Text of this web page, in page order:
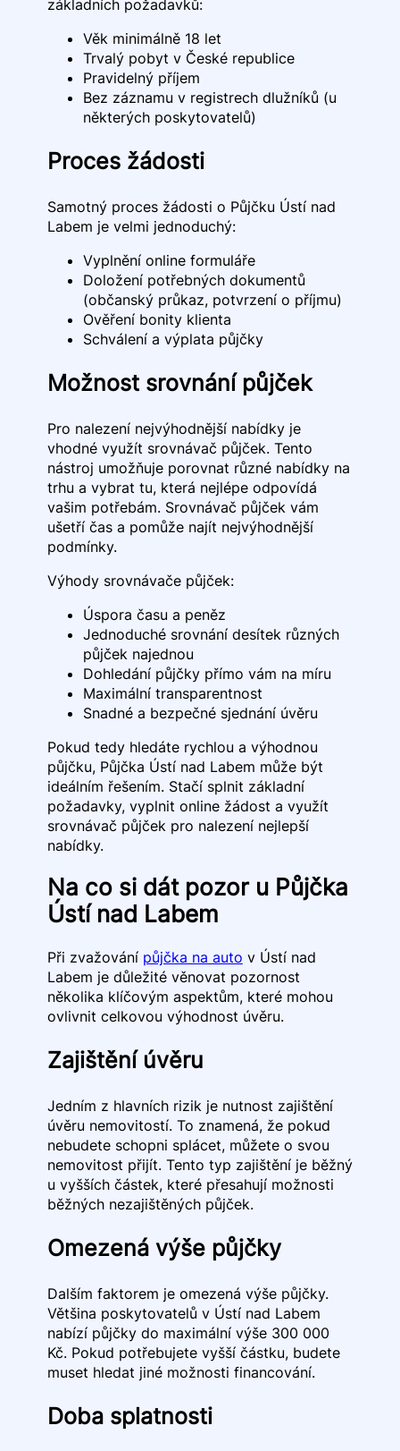
základních požadavků:
Věk minimálně 18 let
Trvalý pobyt v České republice
Pravidelný příjem
Bez záznamu v registrech dlužníků (u
některých poskytovatelů)
Proces žádosti
Samotný proces žádosti o Půjčku Ústí nad
Labem je velmi jednoduchý:
Vyplnění online formuláře
Doložení potřebných dokumentů
(občanský průkaz, potvrzení o příjmu)
Ověření bonity klienta
Schválení a výplata půjčky
Možnost srovnání půjček
Pro nalezení nejvýhodnější nabídky je
vhodné využít srovnávač půjček. Tento
nástroj umožňuje porovnat různé nabídky na
trhu a vybrat tu, která nejlépe odpovídá
vašim potřebám. Srovnávač půjček vám
ušetří čas a pomůže najít nejvýhodnější
podmínky.
Výhody srovnávače půjček:
Úspora času a peněz
Jednoduché srovnání desítek různých
půjček najednou
Dohledání půjčky přímo vám na míru
Maximální transparentnost
Snadné a bezpečné sjednání úvěru
Pokud tedy hledáte rychlou a výhodnou
půjčku, Půjčka Ústí nad Labem může být
ideálním řešením. Stačí splnit základní
požadavky, vyplnit online žádost a využít
srovnávač půjček pro nalezení nejlepší
nabídky.
Na co si dát pozor u Půjčka
Ústí nad Labem
Při zvažování půjčka na auto v Ústí nad
Labem je důležité věnovat pozornost
několika klíčovým aspektům, které mohou
ovlivnit celkovou výhodnost úvěru.
Zajištění úvěru
Jedním z hlavních rizik je nutnost zajištění
úvěru nemovitostí. To znamená, že pokud
nebudete schopni splácet, můžete o svou
nemovitost přijít. Tento typ zajištění je běžný
u vyšších částek, které přesahují možnosti
běžných nezajištěných půjček.
Omezená výše půjčky
Dalším faktorem je omezená výše půjčky.
Většina poskytovatelů v Ústí nad Labem
nabízí půjčky do maximální výše 300 000
Kč. Pokud potřebujete vyšší částku, budete
muset hledat jiné možnosti financování.
Doba splatnosti